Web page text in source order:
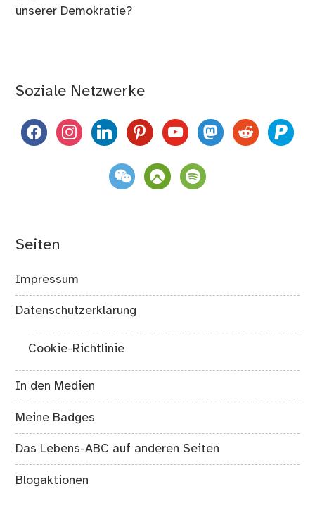
unserer Demokratie?
Soziale Netzwerke
facebookinstagramlinkedinpinterestyoutubemastodon
reddit paypal
weixin komootspotify
Seiten
Impressum
Datenschutzerklärung
Cookie-Richtlinie
In den Medien
Meine Badges
Das Lebens-ABC auf anderen Seiten
Blogaktionen